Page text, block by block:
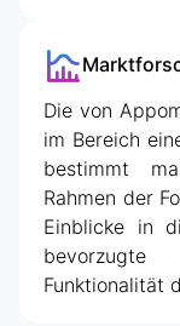
Die von
im Bereich
bestimmt
Rahmen der
Einblicke in
Funktionalität